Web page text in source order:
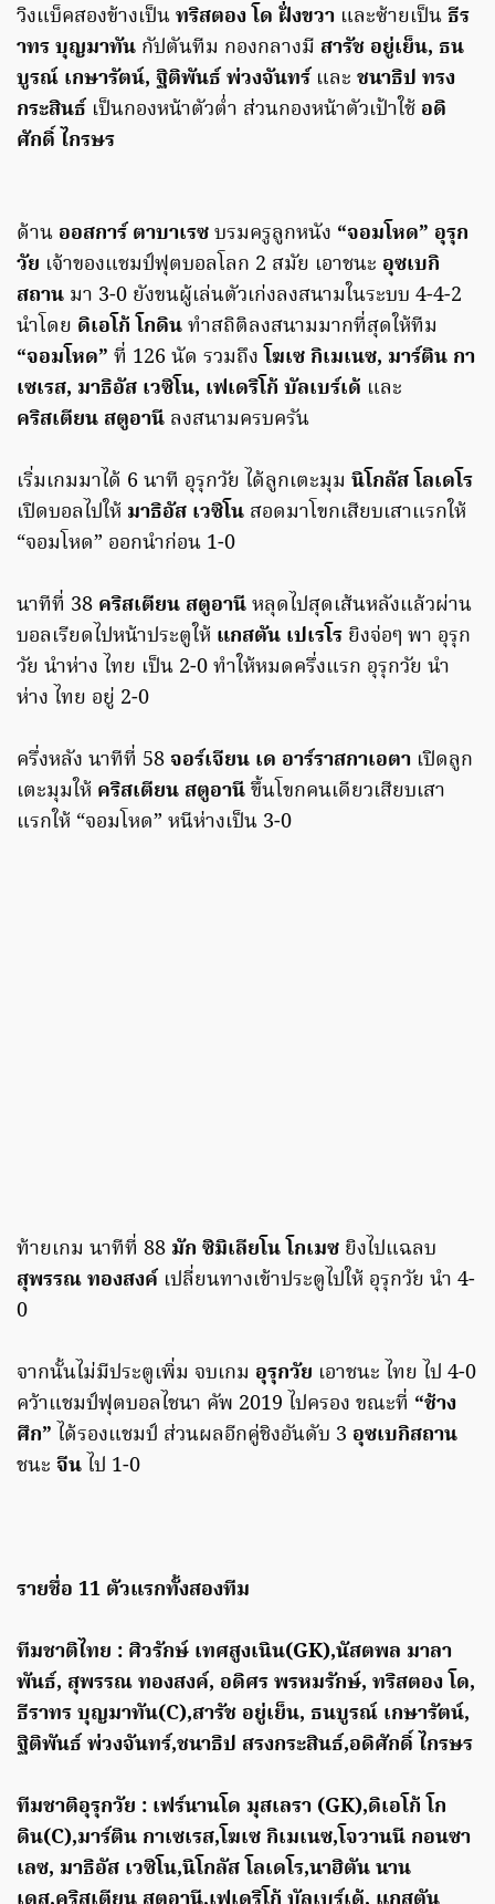
วิงแบ็คสองข้างเป็นทริสตอง โด ฝั่งขวา และซ้ายเป็นธีร
าทร บุญมาทัน กัปตันทีม กองกลางมี สารัช อยู่เย็น, ธน
บูรณ์ เกษารัตน์, ฐิติพันธ์ พ่วงจันทร์ และ ชนาธิป ทรง
กระสินธ์ เป็นกองหน้าตัวต่ำ ส่วนกองหน้าตัวเป้าใช้ อดิ
ศักดิ์ ไกรษร
ด้าน ออสการ์ ตาบาเรซบรมครูลูกหนัง “จอมโหด” อุรุก
วัย เจ้าของแชมป์ฟุตบอลโลก 2 สมัย เอาชนะ อุซเบกิ
สถาน มา 3-0 ยังขนผู้เล่นตัวเก่งลงสนามในระบบ 4-4-2
นำโดย ดิเอโก้ โกดินทำสถิติลงสนามมากที่สุดให้ทีม
“จอมโหด” ที่ 126 นัด รวมถึงโฆเซ กิเมเนซ, มาร์ติน กา
เซเรส, มาธิอัส เวซิโน, เฟเดริโก้ บัลเบร์เด้ และ
คริสเตียน สตูอานี ลงสนามครบครัน
เริ่มเกมมาได้ 6 นาที อุรุกวัย ได้ลูกเตะมุม นิโกลัส โลเดโร
เปิดบอลไปให้ มาธิอัส เวซิโน สอดมาโขกเสียบเสาแรกให้
“จอมโหด” ออกนำก่อน 1-0
นาทีที่ 38 คริสเตียน สตูอานีหลุดไปสุดเส้นหลังแล้วผ่าน
บอลเรียดไปหน้าประตูให้ แกสตัน เปเรโร ยิงจ่อๆ พา อุรุก
วัย นำห่าง ไทย เป็น 2-0 ทำให้หมดครึ่งแรก อุรุกวัย นำ
ห่าง ไทย อยู่ 2-0
ครึ่งหลัง นาทีที่ 58 จอร์เจียน เด อาร์ราสกาเอตา เปิดลูก
เตะมุมให้ คริสเตียน สตูอานีขึ้นโขกคนเดียวเสียบเสา
แรกให้ “จอมโหด” หนีห่างเป็น 3-0
ท้ายเกม นาทีที่ 88 มัก ซิมิเลียโน โกเมซ ยิงไปแฉลบ
สุพรรณ ทองสงค์ เปลี่ยนทางเข้าประตูไปให้ อุรุกวัย นำ 4-
0
จากนั้นไม่มีประตูเพิ่ม จบเกม อุรุกวัย เอาชนะ ไทย ไป 4-0
คว้าแชมป์ฟุตบอลไชนา คัพ 2019 ไปครอง ขณะที่ “ช้าง
ศึก” ได้รองแชมป์ ส่วนผลอีกคู่ชิงอันดับ 3 อุซเบกิสถาน
ชนะ จีน ไป 1-0
รายชื่อ 11 ตัวแรกทั้งสองทีม
ทีมชาติไทย : ศิวรักษ์ เทศสูงเนิน(GK),นัสตพล มาลา
พันธ์, สุพรรณ ทองสงค์, อดิศร พรหมรักษ์, ทริสตอง โด,
ธีราทร บุญมาทัน(C),สารัช อยู่เย็น, ธนบูรณ์ เกษารัตน์,
ฐิติพันธ์ พ่วงจันทร์,ชนาธิป สรงกระสินธ์,อดิศักดิ์ ไกรษร
ทีมชาติอุรุกวัย : เฟร์นานโด มุสเลรา (GK),ดิเอโก้ โก
ดิน(C),มาร์ติน กาเซเรส,โฆเซ กิเมเนซ,โจวานนี กอนซา
เลซ, มาธิอัส เวซิโน,นิโกลัส โลเดโร,นาฮิตัน นาน